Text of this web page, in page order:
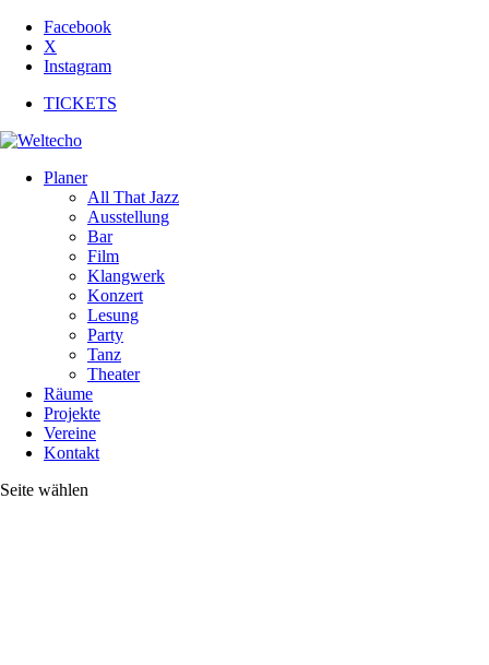
Facebook
X
Instagram
TICKETS
Planer
All That Jazz
Ausstellung
Bar
Film
Klangwerk
Konzert
Lesung
Party
Tanz
Theater
Räume
Projekte
Vereine
Kontakt
Seite wählen